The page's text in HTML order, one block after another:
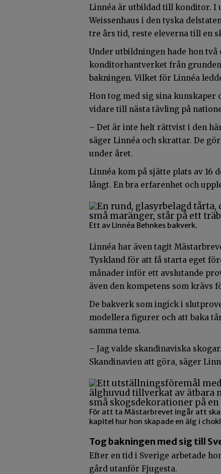
Linnéa är utbildad till konditor. I
Weissenhaus i den tyska
tre års tid, reste eleverna till en
Under utbildningen hade hon
konditorhantverket från
bakningen. Vilket för Linnéa
Hon tog med sig sina
vidare till nästa tävling på
– Det är inte helt rättvist i den
säger Linnéa och skrattar. De
under året.
Linnéa kom på sjätte plats av 16
långt. En bra erfarenhet och
Ett av Linnéa Behnkes bakverk.
Linnéa har även tagit
Tyskland för att få starta eget
månader inför ett avslutande
även den kompetens som krävs
De bakverk som ingick i
modellera figurer och att baka
samma tema.
– Jag valde skandinaviska
Skandinavien att göra, säger
För att ta Mästarbrevet ingår att
kapitel hur hon skapade en älg i
Tog bakningen med sig till
Efter en tid i Sverige arbetade
gård utanför Fjugesta.